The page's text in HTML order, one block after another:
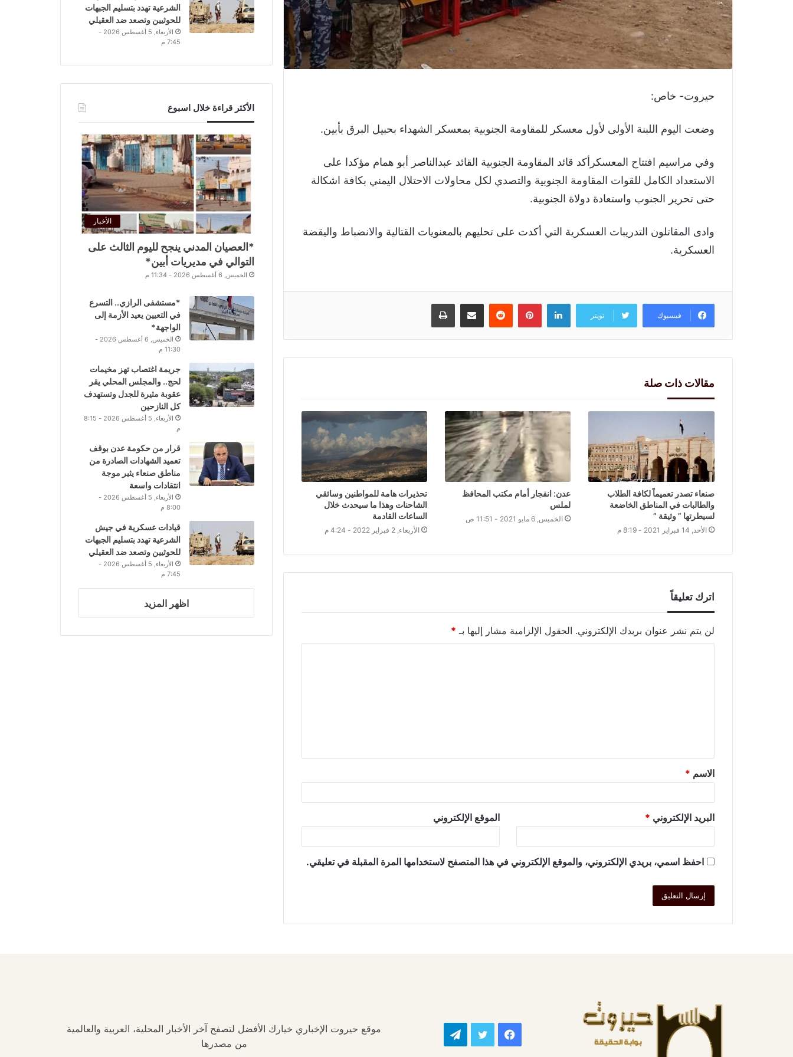
حيروت- خاص:
وضعت اليوم اللبنة الأولى لأول معسكر للمقاومة الجنوبية بمعسكر الشهداء بحبيل البرق بأبين.
وفي مراسيم افتتاح المعسكرأكد قائد المقاومة الجنوبية القائد عبدالناصر أبو همام مؤكدا على
الاستعداد الكامل للقوات المقاومة الجنوبية والتصدي لكل محاولات الاحتلال اليمني بكافة اشكالة
حتى تحرير الجنوب واستعادة دولاة الجنوبية.
وادى المقاتلون التدريبات العسكرية التي أكدت على تحليهم بالمعنويات القتالية والانضباط واليقضة
العسكرية.
فيسبوك تويتر
لينكدإنبينتيريست
‏Reddit مشاركة عبر البريد طباعة
مقالات ذات صلة
صنعاء تصدر تعميماً لكافة الطلاب
والطالبات في المناطق الخاضعة
لسيطرتها ” وثيقة ”
الأحد, 14 فبراير 2021 - 8:19 م
عدن: انفجار أمام مكتب المحافظ
لملس
الخميس, 6 مايو 2021 - 11:51 ص
تحذيرات هامة للمواطنين وسائقي
الشاحنات وهذا ما سيحدث خلال
الساعات القادمة
الأربعاء, 2 فبراير 2022 - 4:24 م
اترك تعليقاً
لن يتم نشر عنوان بريدك الإلكتروني. الحقول الإلزامية مشار إليها بـ *
الاسم *
البريد الإلكتروني * الموقع الإلكتروني
احفظ اسمي، بريدي الإلكتروني، والموقع الإلكتروني في هذا المتصفح لاستخدامها المرة المقبلة في تعليقي.
الشرعية تهدد بتسليم الجبهات
للحوثيين وتصعد ضد العقيلي
الأربعاء, 5 أغسطس 2026 -
7:45 م
الأكثر قراءة خلال اسبوع
الأخبار
*العصيان المدني ينجح لليوم الثالث على
التوالي في مديريات أبين*
الخميس, 6 أغسطس 2026 - 11:34 م
*مستشفى الرازي.. التسرع
في التعيين يعيد الأزمة إلى
الواجهة*
الخميس, 6 أغسطس 2026 -
11:30 م
جريمة اغتصاب تهز مخيمات
لحج.. والمجلس المحلي يقر
عقوبة مثيرة للجدل وتستهدف
كل النازحين
الأربعاء, 5 أغسطس 2026 - 8:15
م
قرار من حكومة عدن بوقف
تعميد الشهادات الصادرة من
مناطق صنعاء يثير موجة
انتقادات واسعة
الأربعاء, 5 أغسطس 2026 -
8:00 م
قيادات عسكرية في جيش
الشرعية تهدد بتسليم الجبهات
للحوثيين وتصعد ضد العقيلي
الأربعاء, 5 أغسطس 2026 -
7:45 م
اظهر المزيد
فيسبوك تويتر تيلقرام
موقع حيروت الإخباري خيارك الأفضل لتصفح آخر الأخبار المحلية، العربية والعالمية
من مصدرها